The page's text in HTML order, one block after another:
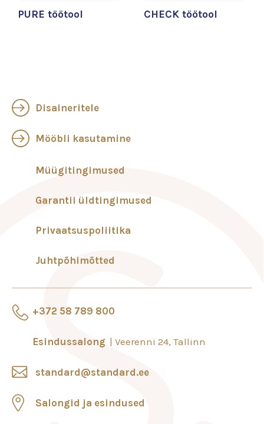
PURE töötool CHECK töötool
+372 58 789 800
Esindussalong Veerenni 24, Tallinn
standard@standard.ee
Salongid ja esindused
Disaineritele
Mööbli kasutamine
Müügitingimused
Garantii üldtingimused
Privaatsuspoliitika
Juhtpõhimõtted